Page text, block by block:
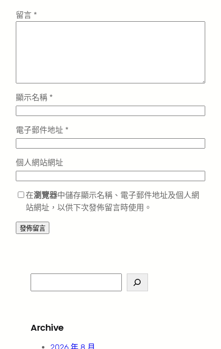
留言 *
顯示名稱 *
電子郵件地址 *
個人網站網址
在瀏覽器中儲存顯示名稱、電子郵件地址及個人網
站網址，以供下次發佈留言時使用。
e
c
Archive